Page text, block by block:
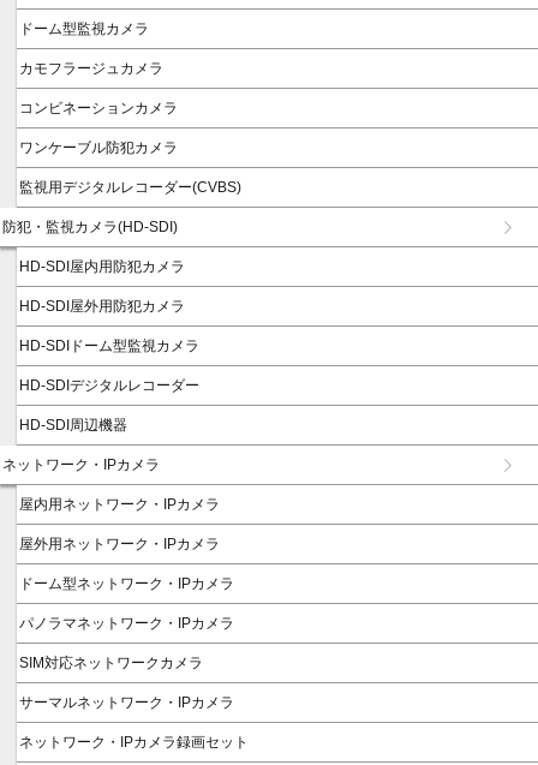
ドーム型監視カメラ
カモフラージュカメラ
コンビネーションカメラ
ワンケーブル防犯カメラ
監視用デジタルレコーダー(CVBS)
防犯・監視カメラ(HD-SDI)
HD-SDI屋内用防犯カメラ
HD-SDI屋外用防犯カメラ
HD-SDIドーム型監視カメラ
HD-SDIデジタルレコーダー
HD-SDI周辺機器
ネットワーク・IPカメラ
屋内用ネットワーク・IPカメラ
屋外用ネットワーク・IPカメラ
ドーム型ネットワーク・IPカメラ
パノラマネットワーク・IPカメラ
SIM対応ネットワークカメラ
サーマルネットワーク・IPカメラ
ネットワーク・IPカメラ録画セット